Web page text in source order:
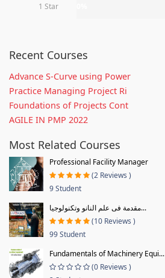
1 Star
Recent Courses
Advance S-Curve using Power
Practice Managing Project Ri
Foundations of Projects Cont
AGILE IN PMP 2022
Most Related Courses
Professional Facility Manager
(2 Reviews )
9 Student
مقدمة فى علم النانو وتكنولوجيا...
(10 Reviews )
99 Student
Fundamentals of Machinery Equi...
(0 Reviews )